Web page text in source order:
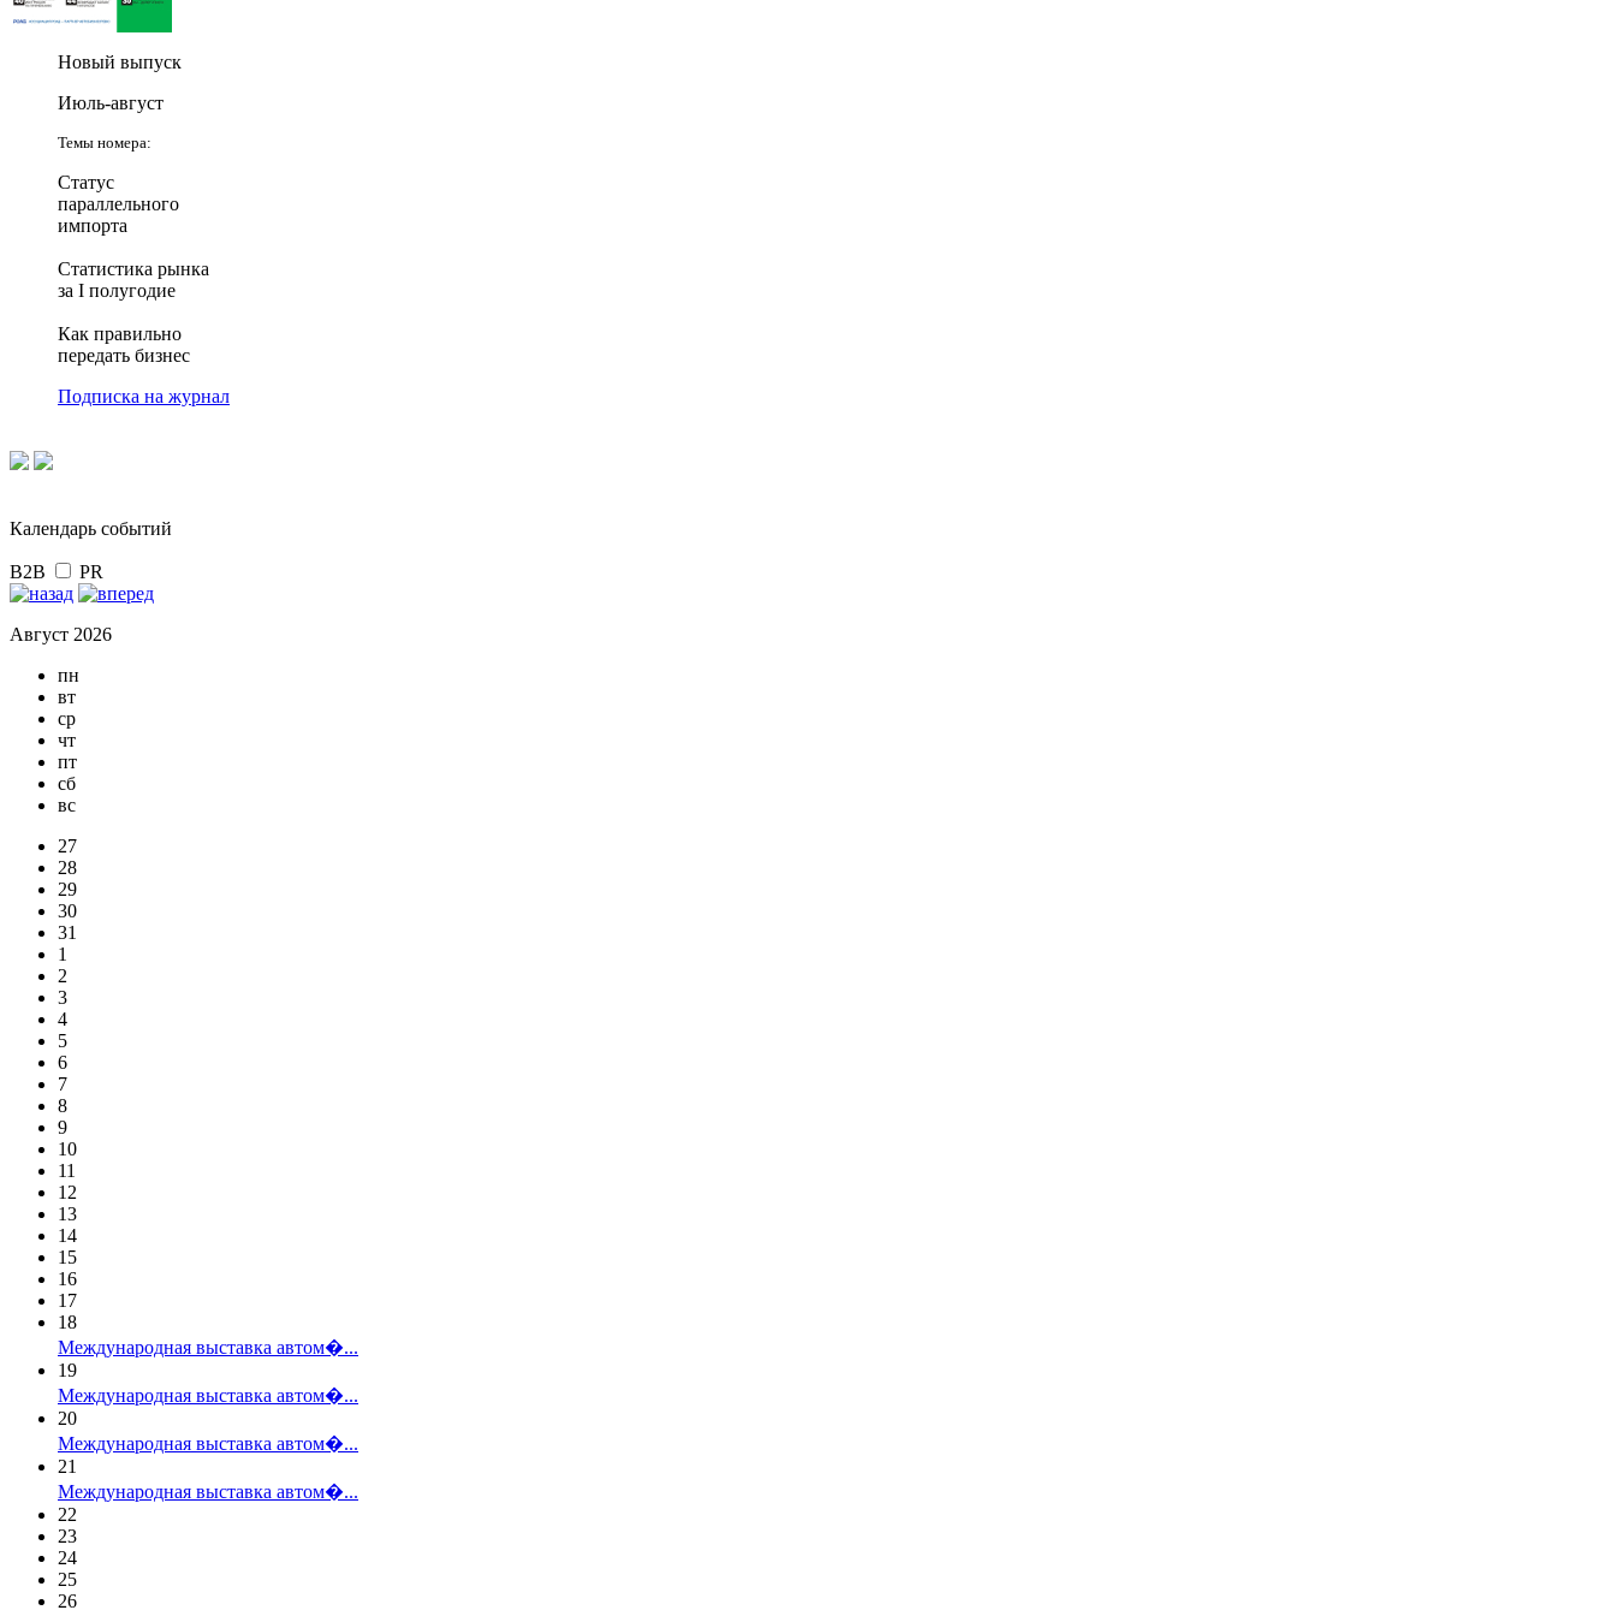
Новый выпуск
Июль-август
Темы номера:
Статус
параллельного
импорта
Статистика рынка
за I полугодие
Как правильно
передать бизнес
Подписка на журнал
Календарь событий
B2B PR
Август 2026
пн
вт
ср
чт
пт
сб
вс
27
28
29
30
31
1
2
3
4
5
6
7
8
9
10
11
12
13
14
15
16
17
18
Международная выставка автом�...
19
Международная выставка автом�...
20
Международная выставка автом�...
21
Международная выставка автом�...
22
23
24
25
26